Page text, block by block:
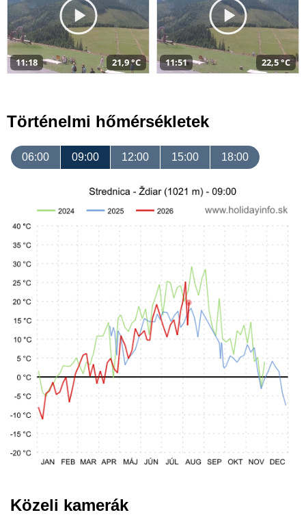
11:18 21,9 °C 11:51 22,5 °C
Történelmi hőmérsékletek
06:00 09:00 12:00 15:00 18:00
Közeli kamerák